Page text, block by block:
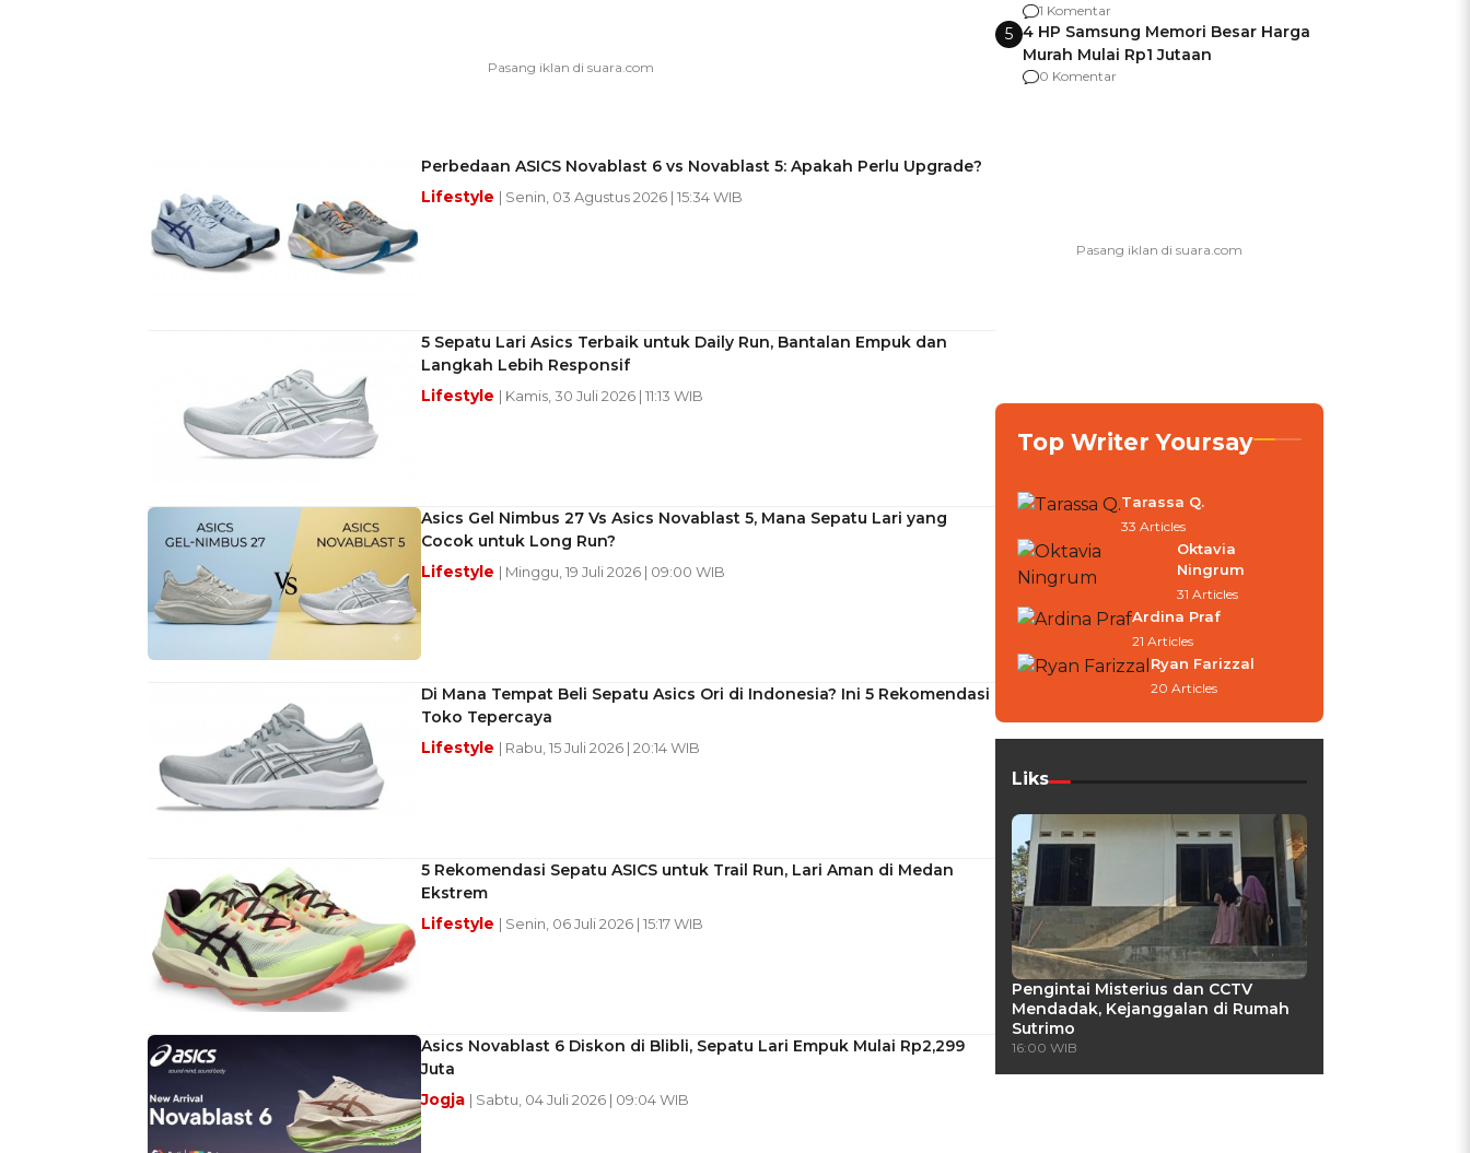
Perbedaan ASICS Novablast 6 vs Novablast 5: Apakah Perlu Upgrade?
Lifestyle | Senin, 03 Agustus 2026 | 15:34 WIB
5 Sepatu Lari Asics Terbaik untuk Daily Run, Bantalan Empuk dan
Langkah Lebih Responsif
Lifestyle | Kamis, 30 Juli 2026 | 11:13 WIB
Asics Gel Nimbus 27 Vs Asics Novablast 5, Mana Sepatu Lari yang
Cocok untuk Long Run?
Lifestyle | Minggu, 19 Juli 2026 | 09:00 WIB
Di Mana Tempat Beli Sepatu Asics Ori di Indonesia? Ini 5 Rekomendasi
Toko Tepercaya
Lifestyle | Rabu, 15 Juli 2026 | 20:14 WIB
5 Rekomendasi Sepatu ASICS untuk Trail Run, Lari Aman di Medan
Ekstrem
Lifestyle | Senin, 06 Juli 2026 | 15:17 WIB
Asics Novablast 6 Diskon di Blibli, Sepatu Lari Empuk Mulai Rp2,299
Juta
Jogja | Sabtu, 04 Juli 2026 | 09:04 WIB
agar Dana Tidak Hangus!
1 Komentar
5 4 HP Samsung Memori Besar Harga
Murah Mulai Rp1 Jutaan
0 Komentar
Top Writer Yoursay
Tarassa Q.
33 Articles
Oktavia
Ningrum
31 Articles
Ardina Praf
21 Articles
Ryan Farizzal
20 Articles
Liks
Pengintai Misterius dan CCTV
Mendadak, Kejanggalan di Rumah
Sutrimo
16:00 WIB